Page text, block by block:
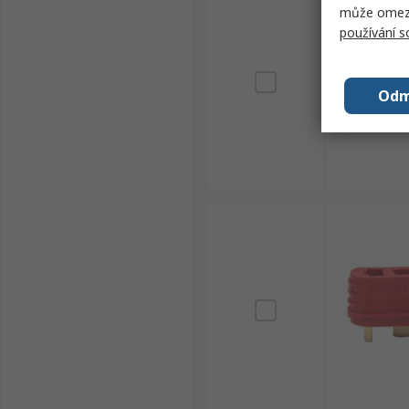
může
používání